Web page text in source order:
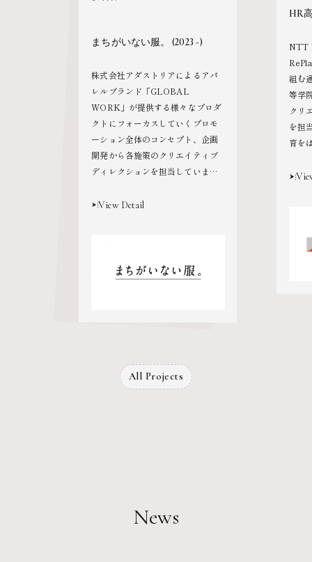
まちがいない服。 (2023 -)
株式会社アダストリアによるアパ
レルブランド「GLOBAL
WORK」が提供する様々なプロダ
クトにフォーカスしていくプロモ
ーション全体のコンセプト、企画
開発から各施策のクリエイティブ
ディレクションを担当していま
が毎シーズンに向けてつくられて
て値段など、様々な視点で開発・
改良を繰り返して世に出ていま
View Detail
「服」というものは、現代を
生きる私たちにとって「なく
てはならない」ものであると
同時に、言葉選ばずに言えば
「どれを選んでもいい」もの
でもあると思います。 その上
で、デザインが好き、素材感
が好き、色が好き、もちろん
自分に合った値段、背伸びし
たい値段、そしてどこのブラ
ンドが作っているのかなど
「どれを選んでもいい」から
こそ、"自分が着る服として
これを選びたい"と思える服
を。それをこのブランドで、
と選んでもらえたらと思い、
HR
NTT
組む
等学
クリ
を担
育を
課題
け
校で
All Projects
News